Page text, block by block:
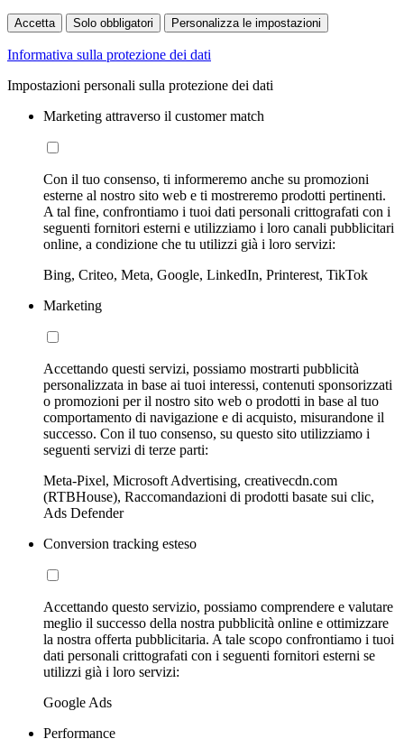
Accetta Solo obbligatori Personalizza le impostazioni
Informativa sulla protezione dei dati
Impostazioni personali sulla protezione dei dati
Marketing attraverso il customer match
Con il tuo consenso, ti informeremo anche su promozioni
esterne al nostro sito web e ti mostreremo prodotti pertinenti.
A tal fine, confrontiamo i tuoi dati personali crittografati con i
seguenti fornitori esterni e utilizziamo i loro canali pubblicitari
online, a condizione che tu utilizzi già i loro servizi:
Bing, Criteo, Meta, Google, LinkedIn, Printerest, TikTok
Marketing
Accettando questi servizi, possiamo mostrarti pubblicità
personalizzata in base ai tuoi interessi, contenuti sponsorizzati
o promozioni per il nostro sito web o prodotti in base al tuo
comportamento di navigazione e di acquisto, misurandone il
successo. Con il tuo consenso, su questo sito utilizziamo i
seguenti servizi di terze parti:
Meta-Pixel, Microsoft Advertising, creativecdn.com
(RTBHouse), Raccomandazioni di prodotti basate sui clic,
Ads Defender
Conversion tracking esteso
Accettando questo servizio, possiamo comprendere e valutare
meglio il successo della nostra pubblicità online e ottimizzare
la nostra offerta pubblicitaria. A tale scopo confrontiamo i tuoi
dati personali crittografati con i seguenti fornitori esterni se
utilizzi già i loro servizi:
Google Ads
Performance